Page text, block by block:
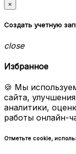
×
Создать учетную
close
Избранное
🍪 Мы
сайта,
аналитики,
работы онлайн-
Отметьте cookie,